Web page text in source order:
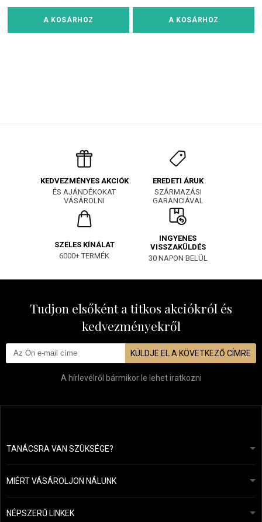
A KOSÁRHOZ A KOSÁRHOZ
KEDVEZMÉNYES AKCIÓK
ÉS AJÁNDÉKOKAT
VÁSÁROLNI
EREDETI ÁRUK
SZÁRMAZÁSI
GARANCIÁVAL
SZÉLES KÍNÁLAT
6000+ TERMÉK
INGYENES
VISSZAKÜLDÉS
30 NAPON BELÜL
Tudjon elsőként a titkos akciókról és
kedvezményekről
KÜLDJE EL A KÖVETKEZŐ CÍMRE
A hírlevélről bármikor le lehet iratkozni
TANÁCSRA VAN SZÜKSÉGE?info@mapeja.hu
24 órán belül válaszolunk.
MIÉRT VÁSÁROLJON NÁLUNK
Általános szerződési feltételek (ÁSZF)
Személyes adatok védelme
Fizetési és szállítási áttekintés
Áru visszaküldése
NÉPSZERŰ LINKEK
A mi történetünk